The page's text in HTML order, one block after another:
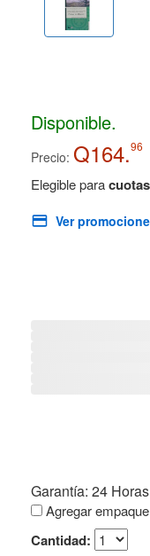
Disponible.
Precio: Q164.96
Elegible paracuotas
Ver
Garantía: 24
Agregar
Cantidad: